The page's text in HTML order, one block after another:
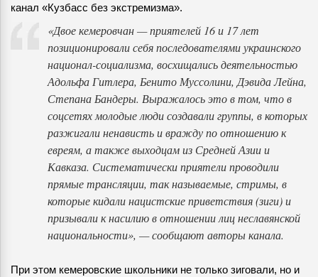
канал «Кузбасс без экстремизма».
«Двое кемеровчан — приятелей 16 и 17 лет
позиционировали себя последователями украинского
национал-социализма, восхищались деятельностью
Адольфа Гитлера, Бенито Муссолини, Дэвида Лейна,
Степана Бандеры. Выражалось это в том, что в
соцсетях молодые люди создавали группы, в которых
разжигали ненависть и вражду по отношению к
евреям, а также выходцам из Средней Азии и
Кавказа. Систематически приятели проводили
прямые трансляции, так называемые, стримы, в
которые кидали нацистские приветствия (зиги) и
призывали к насилию в отношении лиц неславянской
национальности», — сообщают авторы канала.
При этом кемеровские школьники не только зиговали, но и